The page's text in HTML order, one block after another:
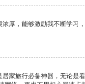
浓厚，能够激励我不断学习
居家旅行必备神器，无论是